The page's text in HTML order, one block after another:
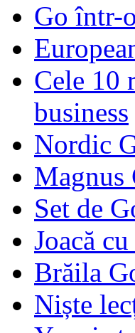
Go într-
Cele 10
business
Nordic
Magnus
Set de
Joacă
Brăila
Niște